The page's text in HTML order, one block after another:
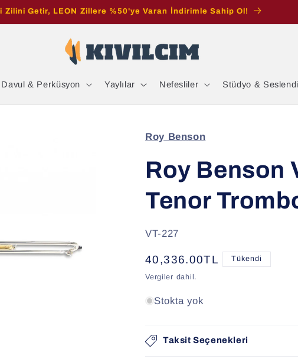
Zilini Getir, LEON Zillere %50'ye Varan İndirimle Sahip Ol!
Davul & Perküsyon Yaylılar Nefesliler Stüdyo &
Roy Benson
Roy Benson
Tenor
SKU:
VT-227
Normal
fiyat
40,336.00TL Tükendi
Vergiler dahil.
Stokta yok
Taksit Seçenekleri